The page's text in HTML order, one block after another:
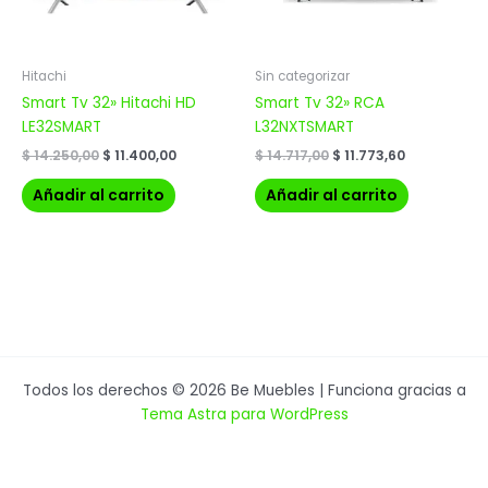
Hitachi
Smart Tv 32» Hitachi HD
LE32SMART
$14.250,00 $ 11.400,00
Añadir al carrito
Sin categorizar
Smart Tv 32» RCA
L32NXTSMART
$14.717,00 $ 11.773,60
Añadir al carrito
Todos los derechos © 2026 Be Muebles | Funciona gracias a
Tema Astra para WordPress